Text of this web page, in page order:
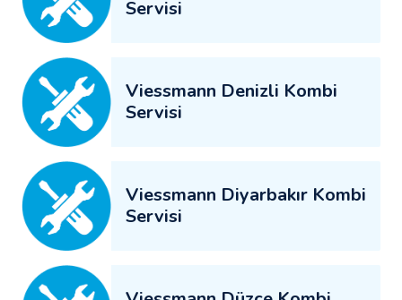
Servisi
Viessmann Denizli Kombi
Servisi
Viessmann Diyarbakır Kombi
Servisi